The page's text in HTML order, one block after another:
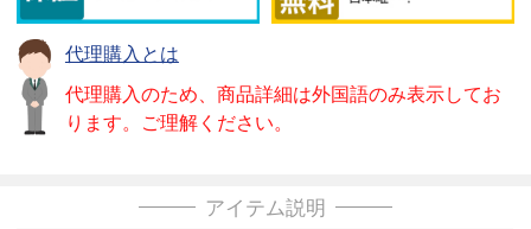
代理購入とは
代理購入のため、商品詳細は外国語のみ表示してお
ります。ご理解ください。
アイテム説明